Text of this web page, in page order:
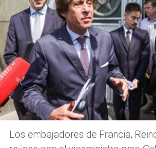
Los embajadores de Francia,